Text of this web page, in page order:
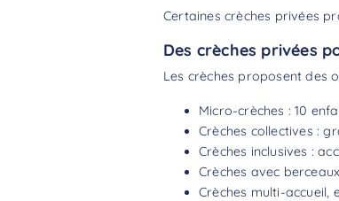
Certaines crèches privées
Des crèches privées
Les crèches proposent des
Micro-crèches : 10
Crèches collectives :
Crèches inclusives :
Crèches avec
Crèches multi-accueil,